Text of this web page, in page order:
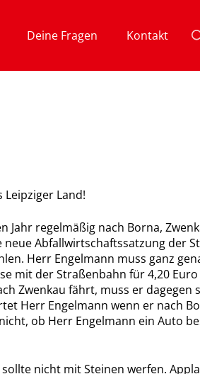
Deine Fragen Kontakt
Land!
regelmäßig nach Borna,
Abfallwirtschaftssatzung der
Herr Engelmann muss ganz
mit der Straßenbahn für 4,20
Zwenkau fährt, muss er dagegen
Herr Engelmann wenn er nach
ob Herr Engelmann ein Auto
nicht mit Steinen werfen.